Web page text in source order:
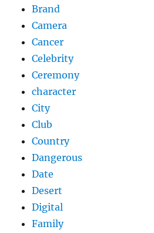
Brand
Camera
Cancer
Celebrity
Ceremony
character
City
Club
Country
Dangerous
Date
Desert
Digital
Family